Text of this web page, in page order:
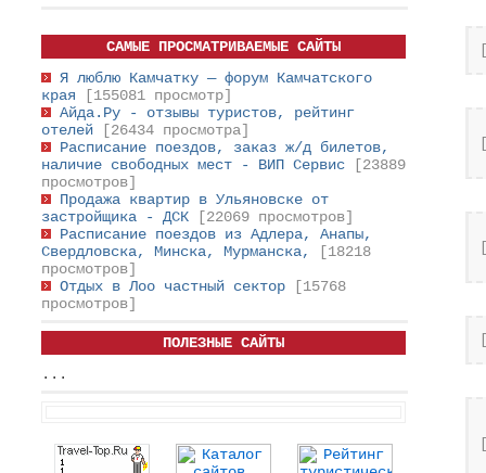
САМЫЕ ПРОСМАТРИВАЕМЫЕ САЙТЫ
Я люблю Камчатку — форум Камчатского
края
[155081 просмотр]
Айда.Ру - отзывы туристов, рейтинг
отелей
[26434 просмотра]
Расписание поездов, заказ ж/д билетов,
наличие свободных мест - ВИП Сервис
[23889
просмотров]
Продажа квартир в Ульяновске от
застройщика - ДСК
[22069 просмотров]
Расписание поездов из Адлера, Анапы,
Свердловска, Минска, Мурманска,
[18218
просмотров]
Отдых в Лоо частный сектор
[15768
просмотров]
ПОЛЕЗНЫЕ САЙТЫ
...